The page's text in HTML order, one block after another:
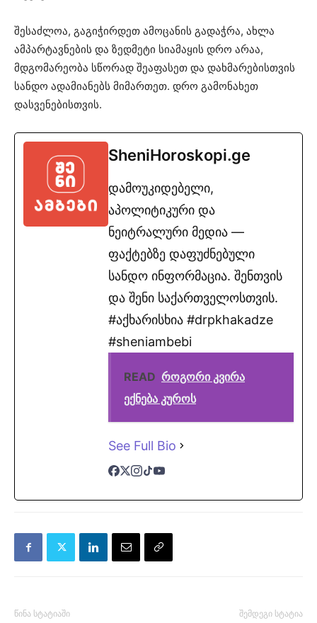
შესაძლოა, გაგიჭირდეთ ამოცანის გადაჭრა, ახლა
ამპარტავნების და ზედმეტი სიამაყის დრო არაა,
მდგომარეობა სწორად შეაფასეთ და დახმარებისთვის
სანდო ადამიანებს მიმართეთ. დრო გამონახეთ
დასვენებისთვის.
SheniHoroskopi.ge
დამოუკიდებელი,
აპოლიტიკური და
ნეიტრალური მედია —
ფაქტებზე დაფუძნებული
სანდო ინფორმაცია. შენთვის
და შენი საქართველოსთვის.
#აქხარისხია #drpkhakadze
#sheniambebi
READ როგორი კვირა
ექნება კუროს
See Full Bio
წინა სტატიაში შემდეგი სტატია